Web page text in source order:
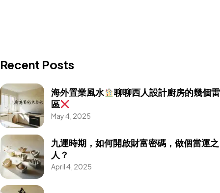
Recent Posts
海外置業風水
聊聊西人設計廚房的幾個雷
區
May 4, 2025
九運時期，如何開啟財富密碼，做個當運之
人？
April 4, 2025